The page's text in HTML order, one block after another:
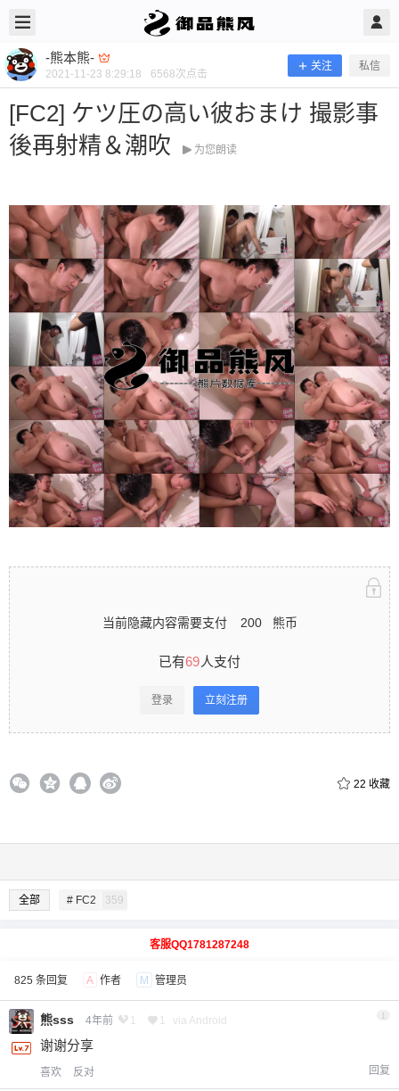
-熊本熊-
2021-11-23 8:29:18 6568次点击
关注 私信
[FC2] ケツ圧の高い彼おまけ 撮影事
後再射精＆潮吹
为您朗读
当前隐藏内容需要支付 200 熊币
已有69人支付
登录 立刻注册
22 收藏
全部 # FC2 359
-熊本熊- @ 御品熊风 2021/11/23
[FC2] ケツ圧の高い彼おまけ 撮影事
後再射精＆潮吹
当前隐藏内容需要支付200熊币 已有69人支付 登录
立刻注册 0 收藏
客服QQ1781287248
825 条回复 A 作者 M 管理员
熊sss 4年前 1 1 via Android 1
谢谢分享
喜欢 反对 回复